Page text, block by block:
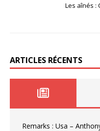
Les aînés :
ARTICLES RÉCENTS
Remarks : Usa –